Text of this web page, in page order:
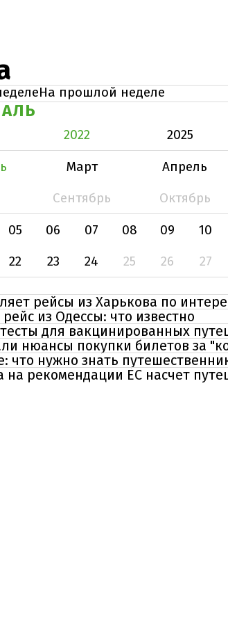
На прошлой неделе
2022 2025
Март Апрель
Сентябрь Октябрь
05 06 07 08 09 10
22 23 24 25 26 27
рейсы из Харькова по
из Одессы: что известно
для вакцинированных
нюансы покупки билетов за
что нужно знать
на рекомендации ЕС насчет